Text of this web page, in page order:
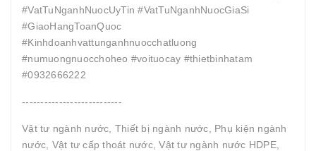
#VatTuNganhNuocUyTin #VatTuNganhNuocGiaSi
#GiaoHangToanQuoc
#Kinhdoanhvattunganhnuocchatluong
#numuongnuocchoheo #voituocay #thietbinhatam
#0932666222
---------------------------
Vật tư ngành nước, Thiết bị ngành nước, Phụ kiện ngành
nước, Vật tư cấp thoát nước, Vật tư ngành nước HDPE,